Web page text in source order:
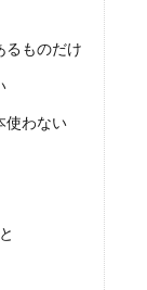
るものだけ
使わない